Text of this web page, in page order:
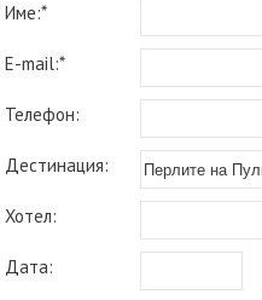
Име:*
E-mail:*
Телефон:
Дестинация:
Хотел:
Дата: